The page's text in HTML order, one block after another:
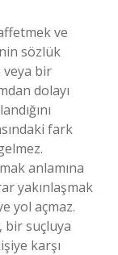
ve
sözlük
veya bir
dolayı
fark
anlamına
yakınlaşmak
yol açmaz.
bir suçluya
karşı